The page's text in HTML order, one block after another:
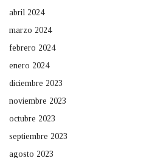
abril 2024
marzo 2024
febrero 2024
enero 2024
diciembre 2023
noviembre 2023
octubre 2023
septiembre 2023
agosto 2023